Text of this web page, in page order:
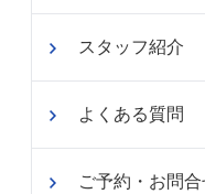
スタッフ紹介
よくある質問
ご予約・お問